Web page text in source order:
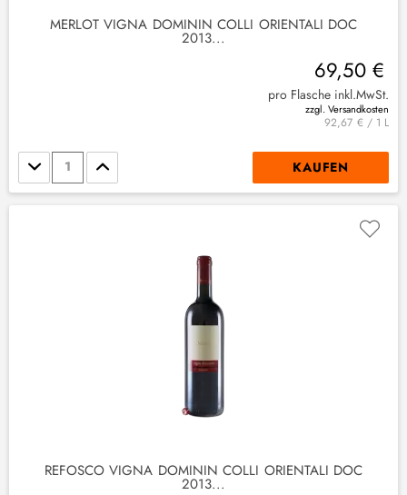
MERLOT VIGNA DOMININ COLLI ORIENTALI DOC
2013...
69,50 €
pro Flasche inkl.MwSt.
zzgl. Versandkosten
92,67 € / 1 L
Stückzahl KAUFEN
REFOSCO VIGNA DOMININ COLLI ORIENTALI DOC
2013...